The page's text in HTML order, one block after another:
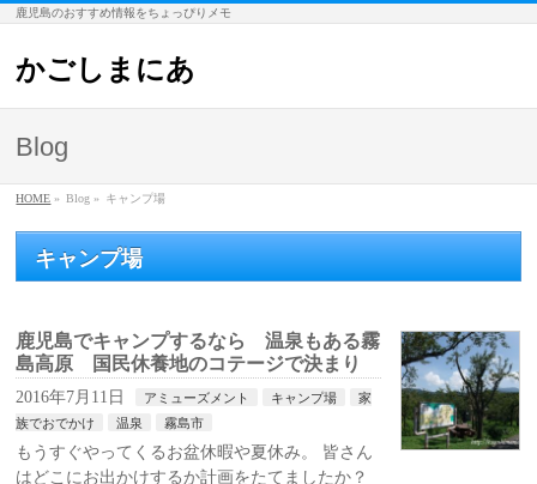
鹿児島のおすすめ情報をちょっぴりメモ
かごしまにあ
Blog
HOME » Blog » キャンプ場
キャンプ場
鹿児島でキャンプするなら 温泉もある霧
島高原 国民休養地のコテージで決まり
2016年7月11日 アミューズメント キャンプ場
家
族でおでかけ
温泉 霧島市
もうすぐやってくるお盆休暇や夏休み。 皆さん
はどこにお出かけするか計画をたてましたか？